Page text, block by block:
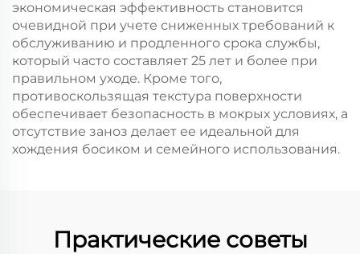
экономическая эффективность становится
очевидной при учете сниженных требований к
обслуживанию и продленного срока службы,
который часто составляет 25 лет и более при
правильном уходе. Кроме того,
противоскользящая текстура поверхности
обеспечивает безопасность в мокрых условиях, а
отсутствие заноз делает ее идеальной для
хождения босиком и семейного использования.
Практические советы